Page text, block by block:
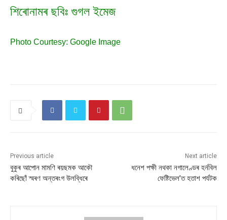
শিৰোনামৰ ছবিঃ গুগল ইমেজ
Photo Courtesy: Google Image
Previous article
বুকুৰ আপোন মামণি ৰয়ছমক আকৌ
কৰিছোঁ স্মৰণ অন্তৰংগ উলব্ধিৰে
Next article
ধনেশ পক্ষী নথকা নগালেণ্ডৰ হৰ্নবিল
ফেষ্টিভেল’ত হতাশ পৰ্যটক